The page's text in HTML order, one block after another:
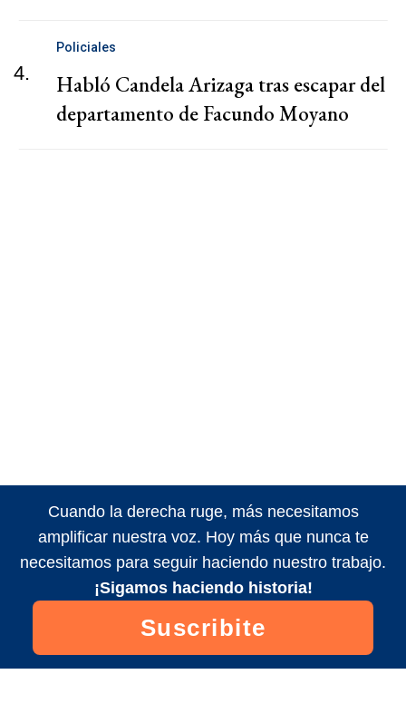
4.
Policiales
Habló Candela Arizaga tras escapar del
departamento de Facundo Moyano
Cuando la derecha ruge, más necesitamos
amplificar nuestra voz. Hoy más que nunca te
necesitamos para seguir haciendo nuestro trabajo.
¡Sigamos haciendo historia!
Suscribite